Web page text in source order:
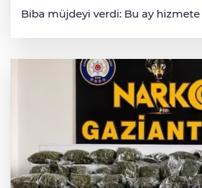
Biba müjdeyi verdi: Bu ay hizmete